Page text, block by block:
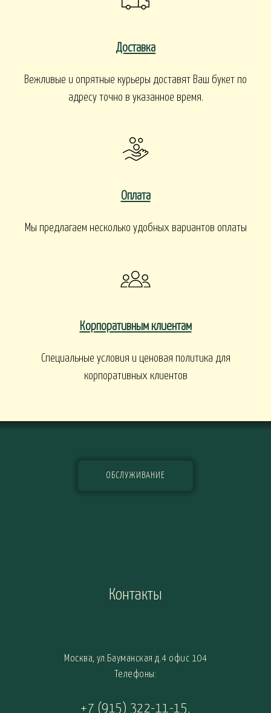
Доставка
Вежливые и опрятные курьеры доставят Ваш букет по
адресу точно в указанное время.
Оплата
Мы предлагаем несколько удобных вариантов оплаты
Корпоративным клиентам
Специальные условия и ценовая политика для
корпоративных клиентов
ОБСЛУЖИВАНИЕ
Контакты
Москва, ул.Бауманская д.4 офис 104
Телефоны:
+7 (915) 322-11-15,